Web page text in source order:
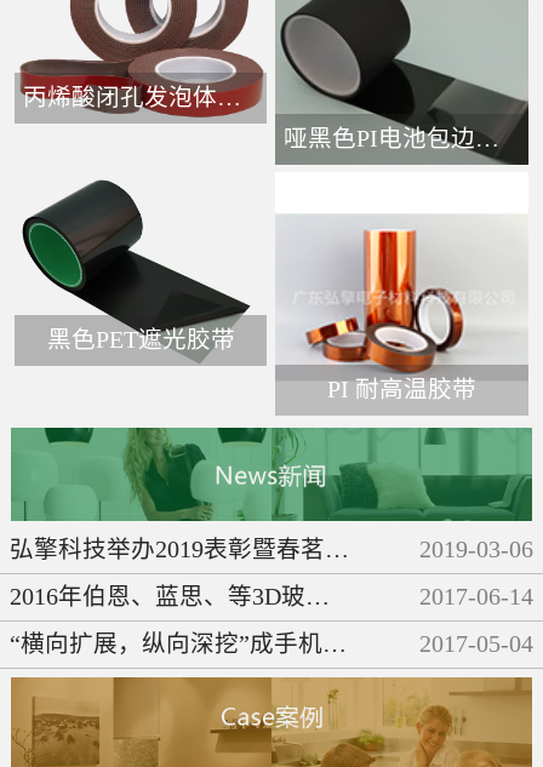
丙烯酸闭孔发泡体胶带-
哑黑色PI电池包边接头胶带
黑色PET遮光胶带
PI 耐高温胶带
弘擎科技举办2019表彰暨春茗晚会 2019-03-06
2016年伯恩、蓝思、等3D玻璃企业们都做了些啥呢？
2017-06-14
“横向扩展，纵向深挖”成手机产业链发展必然趋势
2017-05-04